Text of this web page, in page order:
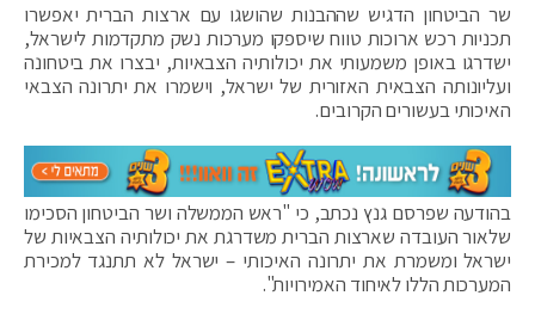
שר הביטחון הדגיש שההבנות שהושגו עם ארצות הברית יאפשרו
תכניות רכש ארוכות טווח שיספקו מערכות נשק מתקדמות לישראל,
ישדרגו באופן משמעותי את יכולותיה הצבאיות, יבצרו את ביטחונה
ועליונותה הצבאית האזורית של ישראל, וישמרו את יתרונה הצבאי
האיכותי בעשורים הקרובים.
בהודעה שפרסם גנץ נכתב, כי "ראש הממשלה ושר הביטחון הסכימו
שלאור העובדה שארצות הברית משדרגת את יכולותיה הצבאיות של
ישראל ומשמרת את יתרונה האיכותי – ישראל לא תתנגד למכירת
המערכות הללו לאיחוד האמירויות".